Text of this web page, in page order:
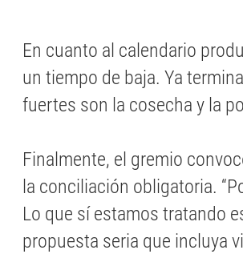
En cuanto al calendario
un tiempo de baja. Ya
fuertes son la cosecha y la
Finalmente, el gremio
la conciliación obligatoria.
Lo que sí estamos tratando
propuesta seria que incluya